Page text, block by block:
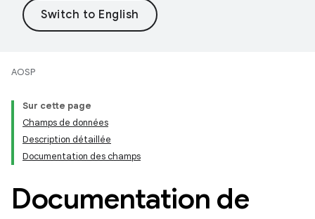
AOSP
Sur cette page
Champs de données
Description détaillée
Documentation des champs
Documentation de